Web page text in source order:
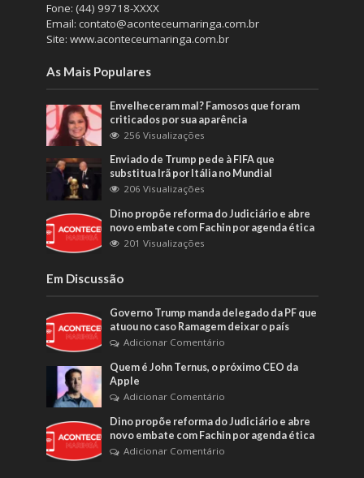
Fone: (44) 99718-XXXX
Email: contato@aconteceumaringa.com.br
Site: www.aconteceumaringa.com.br
As Mais Populares
Envelheceram mal? Famosos que foram
criticados por sua aparência
256 Visualizações
Enviado de Trump pede à FIFA que
substitua Irã por Itália no Mundial
206 Visualizações
Dino propõe reforma do Judiciário e abre
novo embate com Fachin por agenda ética
201 Visualizações
Em Discussão
Governo Trump manda delegado da PF que
atuou no caso Ramagem deixar o país
Adicionar Comentário
Quem é John Ternus, o próximo CEO da
Apple
Adicionar Comentário
Dino propõe reforma do Judiciário e abre
novo embate com Fachin por agenda ética
Adicionar Comentário